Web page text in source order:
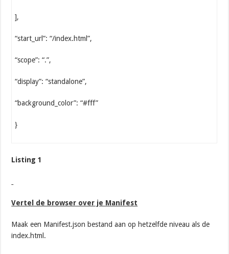
],
“start_url”: “/index.html”,
“scope”: “.”,
“display”: “standalone”,
“background_color”: “#fff”
}
Listing 1
Vertel de browser over je Manifest
Maak een Manifest.json bestand aan op hetzelfde niveau als de
index.html.